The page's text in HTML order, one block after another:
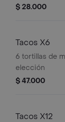
y pico de gallo
$ 28.000
Tacos X6
6 tortillas de
elección
$ 47.000
Tacos X12